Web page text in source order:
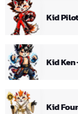
Kid
Kid
Kid